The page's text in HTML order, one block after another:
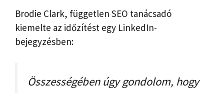
Brodie Clark, független SEO tanácsadó
kiemelte az időzítést egy LinkedIn-
bejegyzésben:
Összességében úgy gondolom, hogy